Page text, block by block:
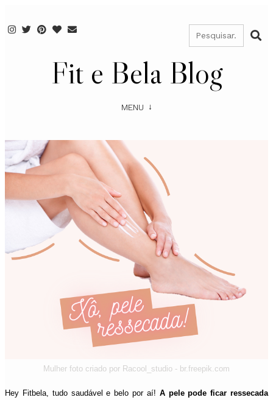
Fit e Bela Blog
MENU
Mulher foto criado por Racool_studio - br.freepik.com
Hey Fitbela, tudo saudável e belo por aí! A pele pode ficar ressecada